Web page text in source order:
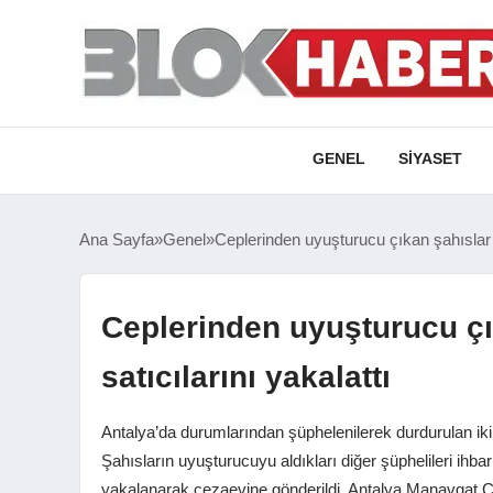
GENEL SIYASET
Ana Sayfa Genel Ceplerinden uyuşturucu çıkan şahıslar
Ceplerinden uyuşturucu
satıcılarını yakalattı
Antalya’da durumlarından şüphelenilerek durdurulan
Şahısların uyuşturucuyu aldıkları diğer şüphelileri
yakalanarak cezaevine gönderildi. Antalya Manavgat